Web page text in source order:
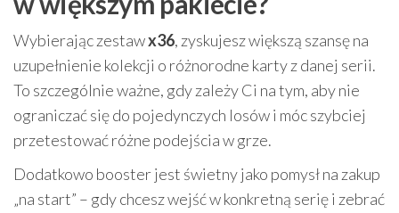
Wybierając zestawx36, zyskujesz większą szansę na
uzupełnienie kolekcji o różnorodne karty z danej serii.
To szczególnie ważne, gdy zależy Ci na tym, aby nie
ograniczać się do pojedynczych losów i móc szybciej
przetestować różne podejścia w grze.
Dodatkowo booster jest świetny jako pomysł na zakup
„na start” – gdy chcesz wejść w konkretną serię i zebrać